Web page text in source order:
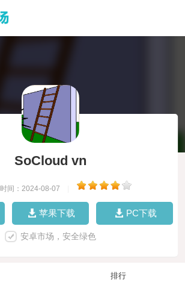
SoCloud vn
时间：2024-08-07
苹果下载 PC下载
安卓市场，安全绿色
排行